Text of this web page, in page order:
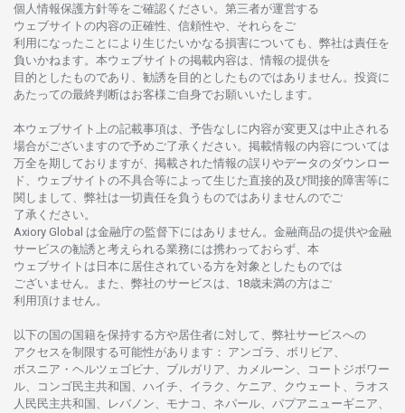
個人情報保護方針等をご確認ください。 第三者が運営する
ウェブサイトの内容の正確性、信頼性や、それらをご
利用になったことにより 生じたいかなる損害についても、 弊社は責任を
負いかねます。 本ウェブサイトの掲載内容は、 情報の提供を
目的としたものであり、 勧誘を 目的としたものではありません。 投資に
あたっての最終判断はお客様ご自身でお願いいたします。
本ウェブサイト 上の記載事項は、 予告なしに内容が変更又は中止さ れる
場合がございますので予めご了承ください。 掲載情報の内容については
万全を期しておりますが、 掲載さ れた情報の誤りやデータのダウンロー
ド、 ウェブサイトの不具合等によって生じた 直接的及び間接的障害等に
関し まして、 弊社は一切責任を負うものではありませんのでご
了承ください。
Axiory Global は金融庁の監督下にはありません。 金融商品の提供や金融
サービスの勧誘と 考えられる業務には携わっておらず、 本
ウェブサイトは 日本に居住さ れている方を対象としたものでは
ございません。
また、 弊社のサービスは、18歳未満の方はご
利用頂けません。
以下の国の国籍を保持する方や居住者に対して、 弊社サービスへの
アクセスを制限する可能性があります ： アンゴラ、ボリビア、
ボスニア ・ ヘルツェゴビナ、ブルガリア、カメルーン、コートジボワー
ル、
コンゴ民主共和国、ハイチ、イラク、ケニア、クウェート、 ラオス
人民民主共和国、レバノン、モナコ、ネパール、パプアニューギニア、